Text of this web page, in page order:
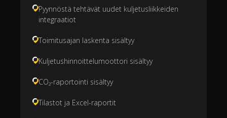
Pyynnöstä tehtävät uudet kuljetusliikkeiden
integraatiot
Toimitusajan laskenta sisältyy
Kuljetushinnoittelumoottori sisältyy
CO₂-raportointi sisältyy
Tilastot ja Excel-raportit